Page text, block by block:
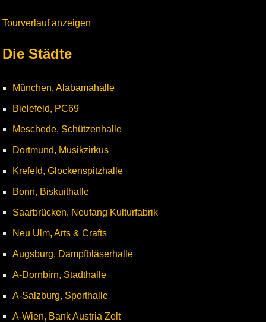
Tourverlauf anzeigen
Die Städte
München, Alabamahalle
Bielefeld, PC69
Meschede, Schützenhalle
Dortmund, Musikzirkus
Krefeld, Glockenspitzhalle
Bonn, Biskuithalle
Saarbrücken, Neufang Kulturfabrik
Neu Ulm, Arts & Crafts
Augsburg, Dampfbläserhalle
A-Dornbirn, Stadthalle
A-Salzburg, Sporthalle
A-Wien, Bank Austria Zelt